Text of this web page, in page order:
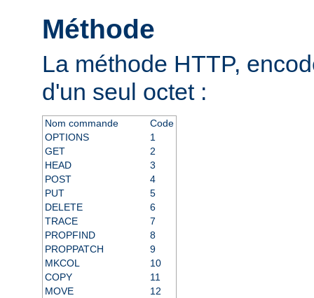
Méthode
La méthode HTTP,
d'un seul octet :
Nom commande
Code
OPTIONS
1
GET
2
HEAD
3
POST
4
PUT
5
DELETE
6
TRACE
7
PROPFIND
8
PROPPATCH
9
MKCOL
10
COPY
11
MOVE
12